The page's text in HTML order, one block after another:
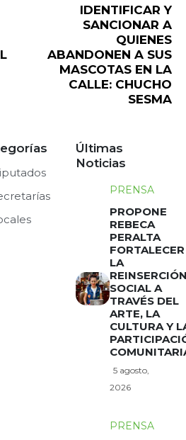
IDENTIFICAR Y
SANCIONAR A
QUIENES
ABANDONEN A SUS
MASCOTAS EN LA
CALLE: CHUCHO
SESMA
Últimas
Noticias
PRENSA
PROPONE
REBECA
PERALTA
FORTALECER
LA
SOCIAL A
TRAVÉS DEL
ARTE, LA
CULTURA Y
5 agosto,
2026
PRENSA